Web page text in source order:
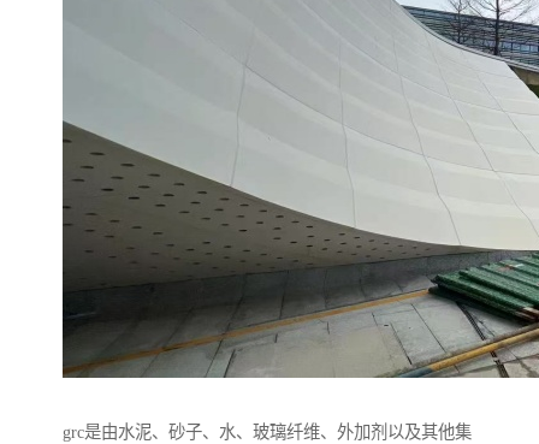
grc是由水泥、砂子、水、玻璃纤维、外加剂以及其他集